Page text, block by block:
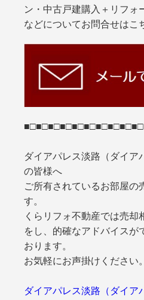
ン・中古戸建購入＋リフォ
などについてお問合せはこ
ダイアパレス淡路（ダイア
の皆様へ
ご所有されているお部屋の
す。
くらリフォ不動産では売却
をし、的確なアドバイスが
おります。
お気軽にお声掛けください。
ダイアパレス淡路（ダイア